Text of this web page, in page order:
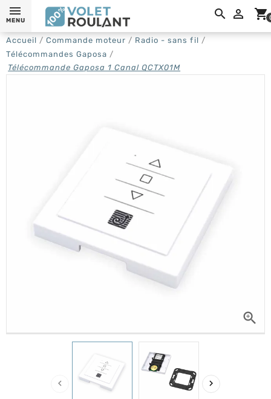
 shopping_cart
MENU
Accueil Commande moteur
Radio - sans fil
Télécommandes Gaposa
Télécommande Gaposa 1 Canal QCTX01M

 